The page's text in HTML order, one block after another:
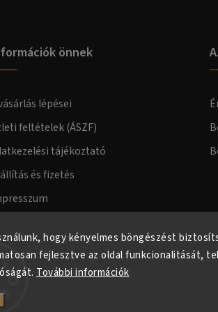
hogy kényelmes böngészést
fejlesztve az oldal funkcionalitását,
További információk
önnek
lépései
feltételek (ÁSZF)
tájékoztató
és fizetés